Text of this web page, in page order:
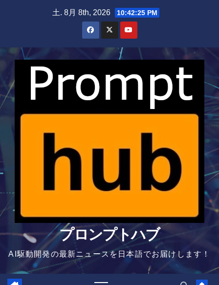
土. 8月 8th, 2026 10:42:26 PM
プロンプトハブ
AI駆動開発の最新ニュースを日本語でお届けします！